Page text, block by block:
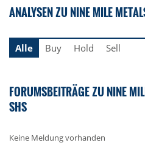
ANALYSEN ZU NINE MILE
Alle
Buy Hold Sell
FORUMSBEITRÄGE ZU NINE
SHS
Keine Meldung vorhanden